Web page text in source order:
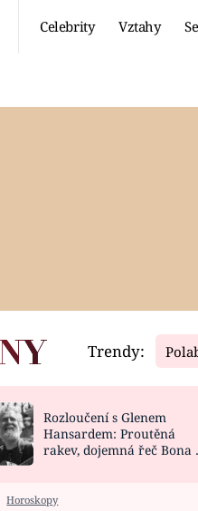
Celebrity Vztahy
Video
CELEBRITY
VAŘENÍ
Trendy:
Rozloučení s Glenem
Hansardem: Proutěná
rakev, dojemná řeč Bona
Horoskopy